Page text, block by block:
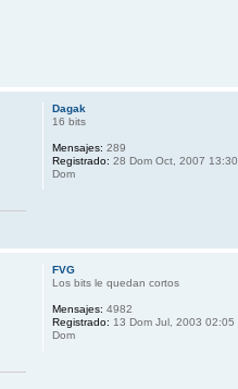
Dagak
16 bits
Mensajes: 289
Registrado: 28 Dom Oct, 2007 13:30
Dom
FVG
Los bits le quedan cortos
Mensajes: 4982
Registrado: 13 Dom Jul, 2003 02:05
Dom